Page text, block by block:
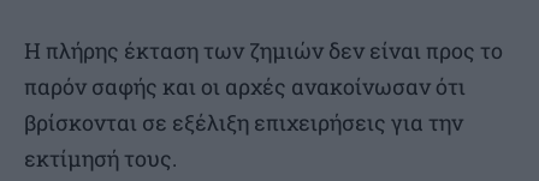
Η πλήρης έκταση των ζημιών δεν είναι προς το
παρόν σαφής και οι αρχές ανακοίνωσαν ότι
βρίσκονται σε εξέλιξη επιχειρήσεις για την
εκτίμησή τους.